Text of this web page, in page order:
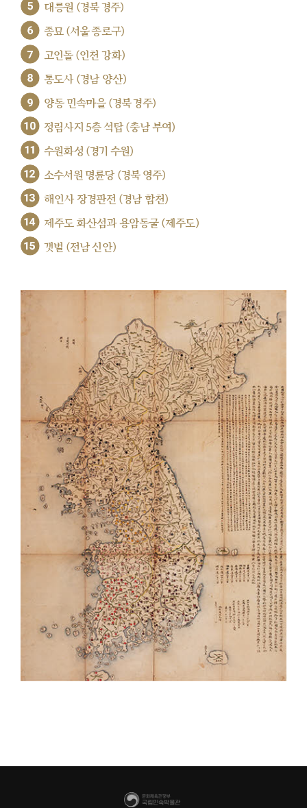
5 대릉원 (경북 경주)
6 종묘 (서울 종로구)
7 고인돌 (인천 강화)
8 통도사 (경남 양산)
9 양동 민속마을 (경북 경주)
10 정림사지 5층 석탑 (충남 부여)
11 수원화성 (경기 수원)
12 소수서원 명륜당 (경북 영주)
13 해인사 장경판전 (경남 합천)
14 제주도 화산섬과 용암동굴 (제주도)
15 갯벌 (전남 신안)